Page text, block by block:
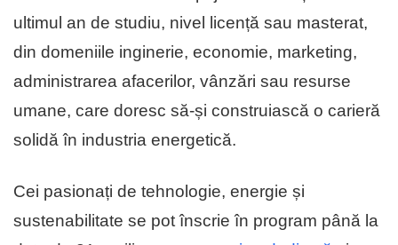
ultimul an de studiu, nivel licență sau masterat,
din domeniile inginerie, economie, marketing,
administrarea afacerilor, vânzări sau resurse
umane, care doresc să-și construiască o carieră
solidă în industria energetică.
Cei pasionați de tehnologie, energie și
sustenabilitate se pot înscrie în program până la